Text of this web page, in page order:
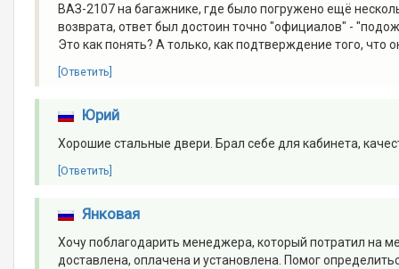
ВАЗ-2107 на багажнике, где было погружено ещё
возврата, ответ был достоин точно "официалов" -
Это как понять? А только, как подтверждение того, что
[Ответить]
Юрий
Хорошие стальные двери. Брал себе для кабинета,
[Ответить]
Янковая
Хочу поблагодарить менеджера, который потратил на
доставлена, оплачена и установлена. Помог